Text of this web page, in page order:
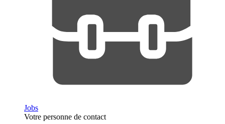
Jobs
Votre personne de contact